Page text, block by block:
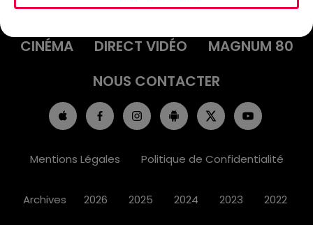
AGENDA
JEUX
PODCASTS
CINÉMA
DIRECT VIDÉO
MAGNUM 80
NOUS CONTACTER
Mentions Légales Politique de Confidentialité
Archives 2026 2025 2024 2023 2022